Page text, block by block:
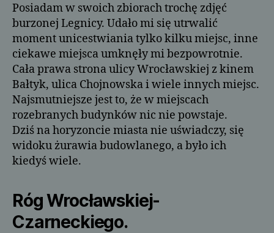
Posiadam w swoich zbiorach trochę zdjęć
burzonej Legnicy. Udało mi się utrwalić
moment unicestwiania tylko kilku miejsc, inne
ciekawe miejsca umknęły mi bezpowrotnie.
Cała prawa strona ulicy Wrocławskiej z kinem
Bałtyk, ulica Chojnowska i wiele innych miejsc.
Najsmutniejsze jest to, że w miejscach
rozebranych budynków nic nie powstaje.
Dziś na horyzoncie miasta nie uświadczy, się
widoku żurawia budowlanego, a było ich
kiedyś wiele.
Róg Wrocławskiej-
Czarneckiego.